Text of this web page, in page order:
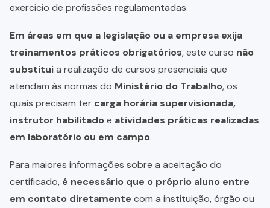
exercício de profissões regulamentadas.
Em áreas em que a legislação ou a empresa exija
treinamentos práticos obrigatórios, este curso não
substituia realização de cursos presenciais que
atendam às normas do Ministério do Trabalho, os
quais precisam ter carga horária supervisionada,
instrutor habilitadoe atividades práticas realizadas
em laboratório ou em campo.
Para maiores informações sobre a aceitação do
certificado, é necessário que o próprio aluno entre
em contato diretamente com a instituição, órgão ou